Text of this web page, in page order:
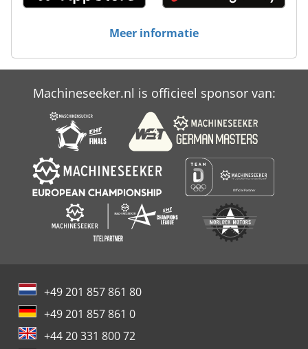
Vermeer V 8550
Wacker Ehb 10 220
Wacker Gv 7003
Meer informatie
Machineseeker.nl is officieel sponsor van:
+49 201 857 861 80
+49 201 857 861 0
+44 20 331 800 72